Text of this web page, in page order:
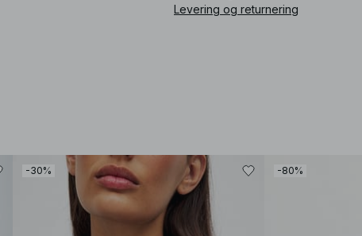
Levering og returnering
-30% -80%